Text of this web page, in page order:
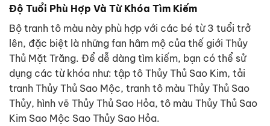
Độ Tuổi Phù Hợp Và Từ Khóa Tìm Kiếm
Bộ tranh tô màu này phù hợp với các bé từ 3 tuổi trở
lên, đặc biệt là những fan hâm mộ của thế giới Thủy
Thủ Mặt Trăng. Để dễ dàng tìm kiếm, bạn có thể sử
dụng các từ khóa như: tập tô Thủy Thủ Sao Kim, tải
tranh Thủy Thủ Sao Mộc, tranh tô màu Thủy Thủ Sao
Thủy, hình vẽ Thủy Thủ Sao Hỏa, tô màu Thủy Thủ Sao
Kim Sao Mộc Sao Thủy Sao Hỏa.